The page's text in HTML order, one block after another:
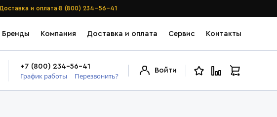
и оплата·8 (800) 234-56-41
Бренды Компания Доставка и оплата Сервис Контакты
+7 (800) 234-56-41
График работы Перезвонить?
Войти